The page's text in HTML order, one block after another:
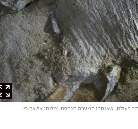
בעולם, שאותרו במערה בצרפת. צילום: איי.אף.פי.